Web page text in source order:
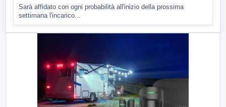
Sarà affidato con ogni probabilità all'inizio della prossima
settimana l'incarico...